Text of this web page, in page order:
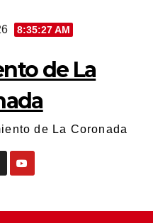
8:35:27 AM
de La
de La Coronada